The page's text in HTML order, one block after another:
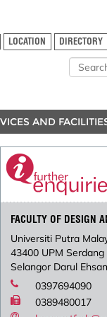
LOCATION DIRECTORY
AND
FACULTY OF DESIGN
Universiti Putra
43400 UPM Serdang
Selangor Darul Ehsan
0397694090
0389480017